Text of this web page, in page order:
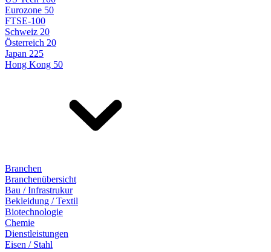
Eurozone 50
FTSE-100
Schweiz 20
Österreich 20
Japan 225
Hong Kong 50
Branchen
Branchenübersicht
Bau / Infrastrukur
Bekleidung / Textil
Biotechnologie
Chemie
Dienstleistungen
Eisen / Stahl